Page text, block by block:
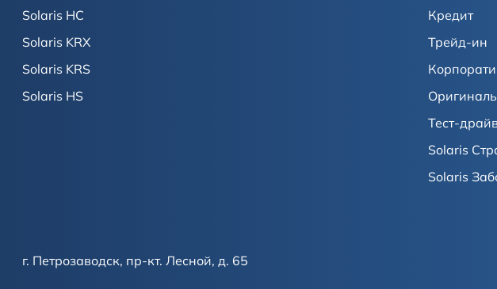
Solaris HC
Solaris KRX
Solaris KRS
Solaris HS
Кредит
Трейд-ин
Тест-
Solaris
Solaris
г. Петрозаводск, пр-кт. Лесной, д. 65